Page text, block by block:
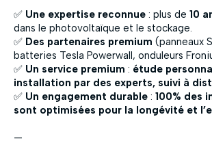
✅ Une expertise reconnue : plus de 10
dans le photovoltaïque et le stockage.
✅ Des partenaires premium (panneaux
batteries Tesla Powerwall, onduleurs
✅ Un service premium : étude
installation par des experts, suivi à
✅ Un engagement durable : 100% des
sont optimisées pour la longévité et
—